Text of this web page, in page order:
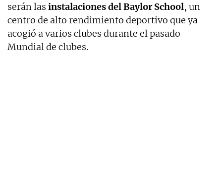
serán las instalaciones del Baylor School, un
centro de alto rendimiento deportivo que ya
acogió a varios clubes durante el pasado
Mundial de clubes.